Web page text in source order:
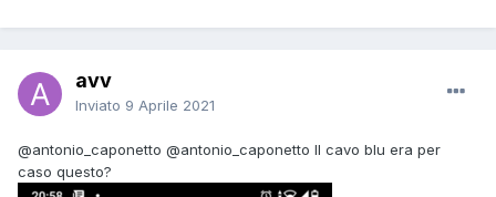
avv
Inviato 9 Aprile 2021
@antonio_caponetto @antonio_caponetto Il cavo blu era per
caso questo?